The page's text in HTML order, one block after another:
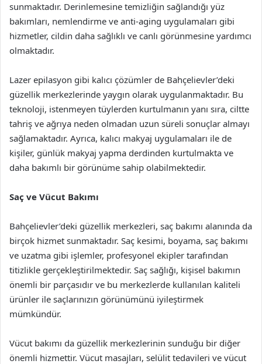
sunmaktadır. Derinlemesine temizliğin sağlandığı yüz
bakımları, nemlendirme ve anti-aging uygulamaları gibi
hizmetler, cildin daha sağlıklı ve canlı görünmesine yardımcı
olmaktadır.
Lazer epilasyon gibi kalıcı çözümler de Bahçelievler’deki
güzellik merkezlerinde yaygın olarak uygulanmaktadır. Bu
teknoloji, istenmeyen tüylerden kurtulmanın yanı sıra, ciltte
tahriş ve ağrıya neden olmadan uzun süreli sonuçlar almayı
sağlamaktadır. Ayrıca, kalıcı makyaj uygulamaları ile de
kişiler, günlük makyaj yapma derdinden kurtulmakta ve
daha bakımlı bir görünüme sahip olabilmektedir.
Saç ve Vücut Bakımı
Bahçelievler’deki güzellik merkezleri, saç bakımı alanında da
birçok hizmet sunmaktadır. Saç kesimi, boyama, saç bakımı
ve uzatma gibi işlemler, profesyonel ekipler tarafından
titizlikle gerçekleştirilmektedir. Saç sağlığı, kişisel bakımın
önemli bir parçasıdır ve bu merkezlerde kullanılan kaliteli
ürünler ile saçlarınızın görünümünü iyileştirmek
mümkündür.
Vücut bakımı da güzellik merkezlerinin sunduğu bir diğer
önemli hizmettir. Vücut masajları, selülit tedavileri ve vücut